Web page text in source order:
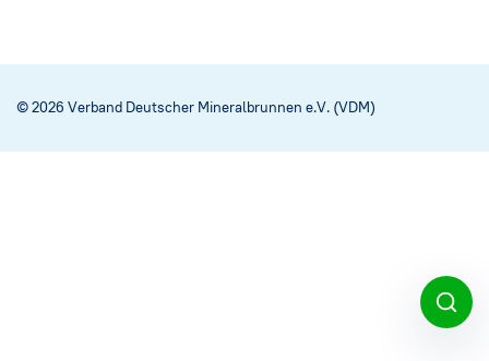
© 2026 Verband Deutscher Mineralbrunnen e.V. (VDM)